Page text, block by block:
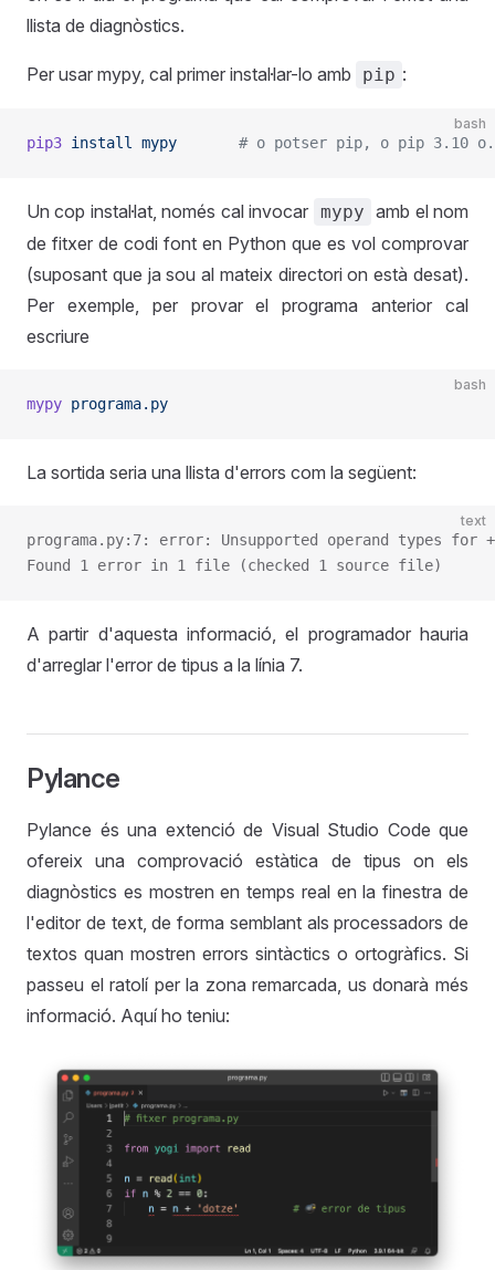
llista de diagnòstics.
Per usar mypy, cal primer instal·lar-lo amb pip :
bash
pip3 install mypy
# o potser pip, o pip 3.10
Un cop instal·lat, només cal invocar mypy amb el nom
de fitxer de codi font en Python que es vol comprovar
(suposant que ja sou al mateix directori on està desat).
Per exemple, per provar el programa anterior cal
escriure
bash
mypy programa.py
La sortida seria una llista d'errors com la següent:
text
programa.py:7: error: Unsupported operand types
Found 1 error in 1 file (checked 1 source file)
A partir d'aquesta informació, el programador hauria
d'arreglar l'error de tipus a la línia 7.
Pylance
Pylance és una extenció de Visual Studio Code que
ofereix una comprovació estàtica de tipus on els
diagnòstics es mostren en temps real en la finestra de
l'editor de text, de forma semblant als processadors de
textos quan mostren errors sintàctics o ortogràfics. Si
passeu el ratolí per la zona remarcada, us donarà més
informació. Aquí ho teniu: